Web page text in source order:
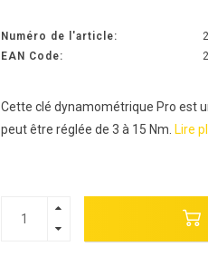
Numéro de l'article:
EAN Code:
Cette clé dynamométrique Pro est
peut être réglée de 3 à 15 Nm. Lire